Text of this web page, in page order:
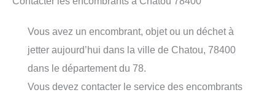
Vous avez un encombrant, objet ou un déchet à
jetter aujourd’hui dans la ville de Chatou, 78400
dans le département du 78.
Vous devez contacter le service des encombrants